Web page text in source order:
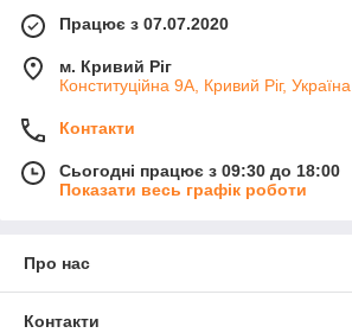
Працює з 07.07.2020
м. Кривий Ріг
Конституційна 9А, Кривий Ріг, Україна
Контакти
Сьогодні працює з 09:30 до 18:00
Показати весь графік роботи
Про нас
Контакти